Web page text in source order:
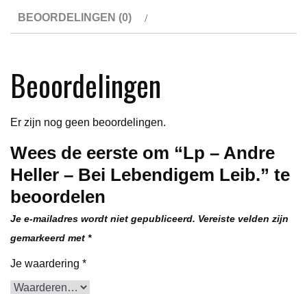
Bei
aantal
BEOORDELINGEN (0)
Beoordelingen
Er zijn nog geen beoordelingen.
Wees de eerste om “Lp – Andre
Heller – Bei Lebendigem Leib.” te
beoordelen
Je e-mailadres wordt niet gepubliceerd. Vereiste velden zijn
gemarkeerd met *
Je waardering *